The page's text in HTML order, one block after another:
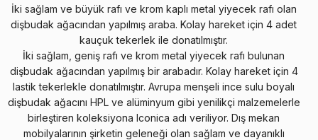
İki sağlam ve büyük rafı ve krom kaplı metal yiyecek rafı olan
dişbudak ağacından yapılmış araba. Kolay hareket için 4 adet
kauçuk tekerlek ile donatılmıştır.
İki sağlam, geniş rafı ve krom metal yiyecek rafı bulunan
dişbudak ağacından yapılmış bir arabadır. Kolay hareket için 4
lastik tekerlekle donatılmıştır. Avrupa menşeli ince sulu boyalı
dişbudak ağacını HPL ve alüminyum gibi yenilikçi malzemelerle
birleştiren koleksiyona Iconica adı veriliyor. Dış mekan
mobilyalarının şirketin geleneği olan sağlam ve dayanıklı